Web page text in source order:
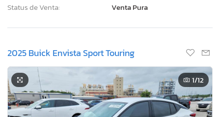
Status de Venta:
Venta Pura
2025 Buick Envista Sport Touring
1/12